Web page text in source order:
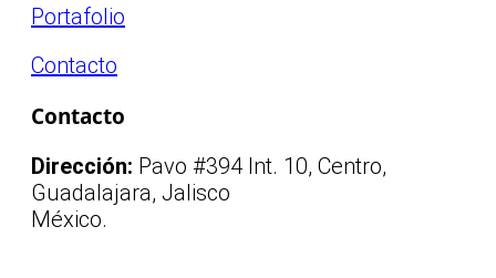
Portafolio
Contacto
Contacto
Dirección: Pavo #394 Int. 10, Centro,
Guadalajara, Jalisco
México.